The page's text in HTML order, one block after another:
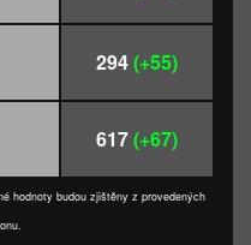
294(+55)
617(+67)
hodnoty budou zjištěny z provedených